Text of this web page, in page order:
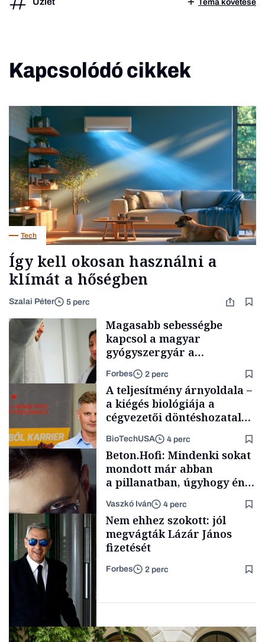
Téma követése
Kapcsolódó cikkek
Tech
Így kell okosan használni a
klímát a hőségben
Szalai Péter 5 perc
Magyar cégek
Magasabb sebességbe
kapcsol a magyar
gyógyszergyár a
fogyasztószerek piacán
Forbes 2 perc
Content Lab HUB
A teljesítmény árnyoldala –
a kiégés biológiája a
cégvezetői döntéshozatal
BioTechUSA 4 perc
Forbes-sztori
Beton.Hofi: Mindenki sokat
mondott már abban
a pillanatban, úgyhogy én
a legsarkosabb
gondolataimat akartam
kimondani
Vaszkó Iván 4 perc
Nem ehhez szokott: jól
megvágták Lázár János
fizetését
Forbes 2 perc